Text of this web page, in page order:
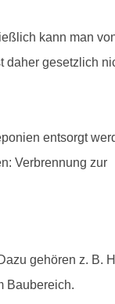
kann man
daher gesetzlich
entsorgt
Verbrennung zur
gehören z. B.
Baubereich.